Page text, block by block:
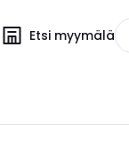
Etsi myymälä